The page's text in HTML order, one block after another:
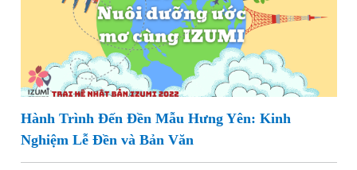
Hành Trình Đến Đền Mẫu Hưng Yên: Kinh
Nghiệm Lễ Đền và Bản Văn